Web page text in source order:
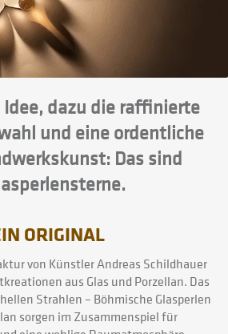
Idee, dazu die raffinierte
und eine ordentliche
Das sind
ORIGINAL
von Künstler Andreas Schildhauer
aus Glas und Porzellan. Das
Strahlen – Böhmische Glasperlen
sorgen im Zusammenspiel für